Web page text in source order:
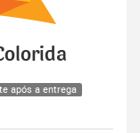
após a entrega